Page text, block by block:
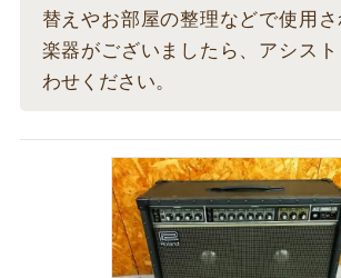
替えやお部屋の整理などで使用
楽器がございましたら、アシス
わせください。